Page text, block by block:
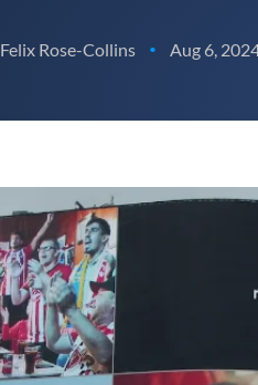
Felix Rose-Collins • Aug 6,